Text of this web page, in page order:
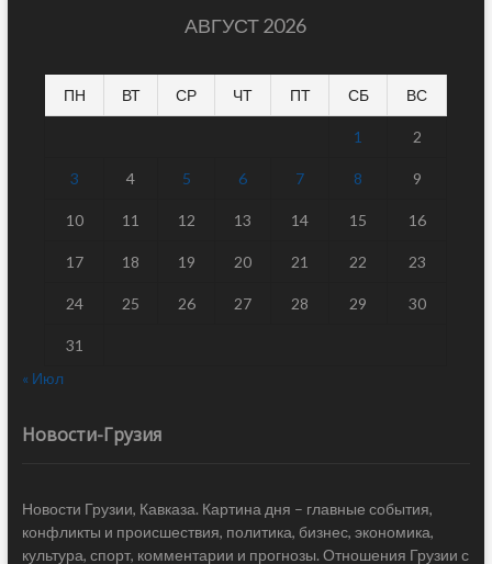
АВГУСТ 2026
ПН ВТ СР ЧТ ПТ СБ ВС
1 2
3 4 5 6 7 8 9
10 11 12 13 14 15 16
17 18 19 20 21 22 23
24 25 26 27 28 29 30
31
« Июл
Новости-Грузия
Новости Грузии, Кавказа. Картина дня – главные события,
конфликты и происшествия, политика, бизнес, экономика,
культура, спорт, комментарии и прогнозы. Отношения Грузии с